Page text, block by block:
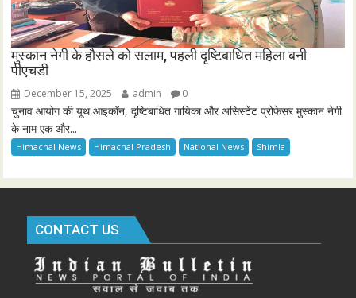
मुस्कान नेगी के हौसले को सलाम, पहली दृष्टिबाधित महिला बनी
पीएचडी
December 15, 2025 admin 0
चुनाव आयोग की यूथ आइकॉन, दृष्टिबाधित गायिका और असिस्टेंट प्रोफेसर मुस्कान नेगी
के नाम एक और...
Himachal News Himachal Pradesh National News Shimla
CONTACT US